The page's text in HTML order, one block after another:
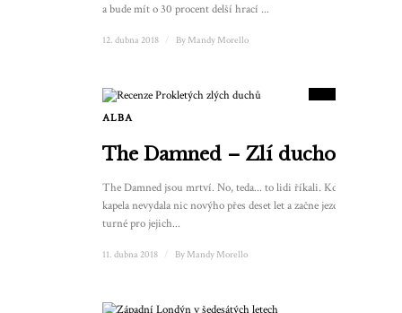
a bude mít o 30 procent delší hrací ...
12. dubna 2018 By Mandy Morello
SKÓRE
ALBA
The Damned – Zlí duchové
The Damned jsou mrtví. No, teda... to lidi říkali. Když
kapela nevydala nic novýho přes deset let a začne jezdit
turné pro jejich...
11. dubna 2018 By Mandy Morello